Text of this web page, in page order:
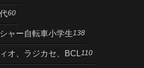
60
ャー自転車小学生138
オ、ラジカセ、BCL110